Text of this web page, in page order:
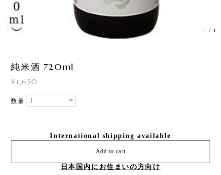
1 /1
純米酒 720ml
¥1,650
数量
International shipping available
Add to cart
日本国内にお住まいの方向け